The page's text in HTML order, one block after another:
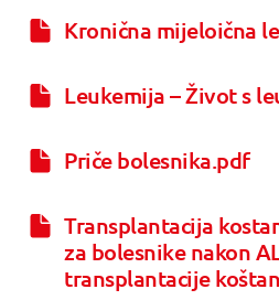
Kronična mijeloična
Leukemija – Život s
Priče bolesnika.pdf
Transplantacija
za bolesnike nakon
transplantacije